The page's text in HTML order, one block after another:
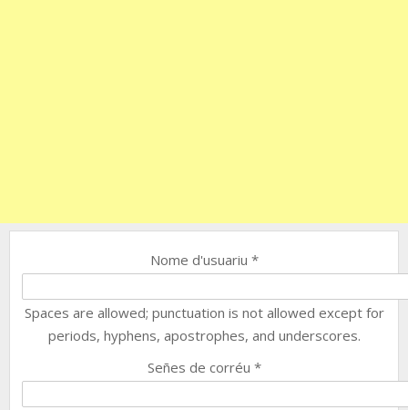
Nome d'usuariu *
Spaces are allowed; punctuation is not allowed except for
periods, hyphens, apostrophes, and underscores.
Señes de corréu *